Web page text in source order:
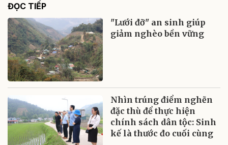
ĐỌC TIẾP
"Lưới đỡ" an sinh giúp
giảm nghèo bền vững
Nhìn trúng điểm nghẽn
đặc thù để thực hiện
chính sách dân tộc: Sinh
kế là thước đo cuối cùng